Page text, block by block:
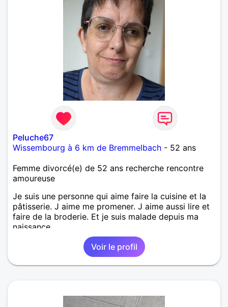
Peluche67
Wissembourg à 6 km de Bremmelbach - 52 ans
Femme divorcé(e) de 52 ans recherche rencontre
amoureuse
Je suis une personne qui aime faire la cuisine et la
pâtisserie. J aime me promener. J aime aussi lire et
faire de la broderie. Et je suis malade depuis ma
naissance.
Voir le profil